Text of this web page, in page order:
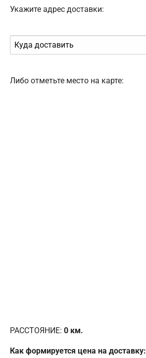
Укажите адрес доставки:
Либо отметьте место на карте:
РАССТОЯНИЕ: 0 км.
Как формируется цена на доставку: